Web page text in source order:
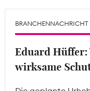
BRANCHENNACHRICHT
Eduard Hüffer:
wirksame